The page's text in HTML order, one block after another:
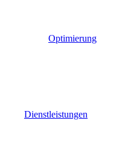
Optimierung
Dienstleistungen